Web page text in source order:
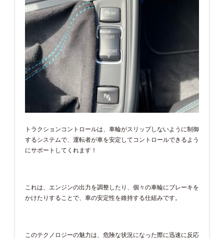
トラクションコントロールは、車輪がスリップしないように制御
するシステムで、運転者が車を安定してコントロールできるよう
にサポートしてくれます！
これは、エンジンの出力を調整したり、個々の車輪にブレーキを
かけたりすることで、車の安定性を維持する仕組みです。
このテクノロジーの魅力は、危険な状況になった際に迅速に反応